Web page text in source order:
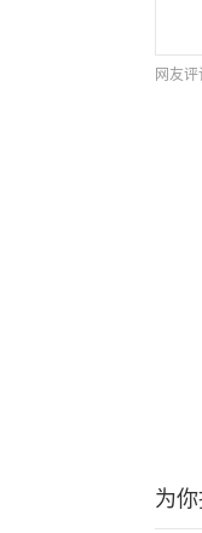
网友
为